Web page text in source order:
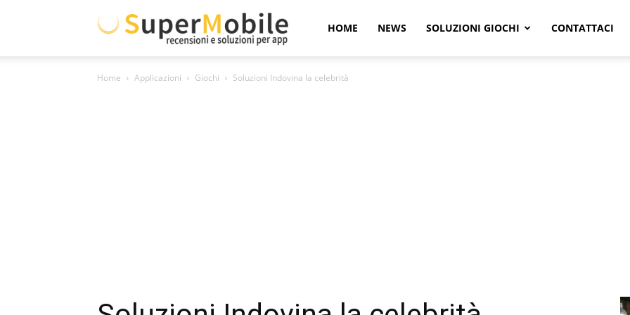
Super
Mobile
HOME NEWS SOLUZIONI GIOCHI CONTATTACI
Home Applicazioni Giochi Soluzioni Indovina la celebrità